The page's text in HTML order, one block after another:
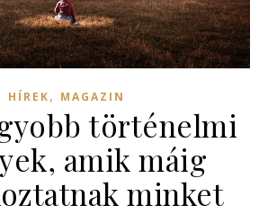
HÍREK, MAGAZIN
történelmi
amik máig
minket